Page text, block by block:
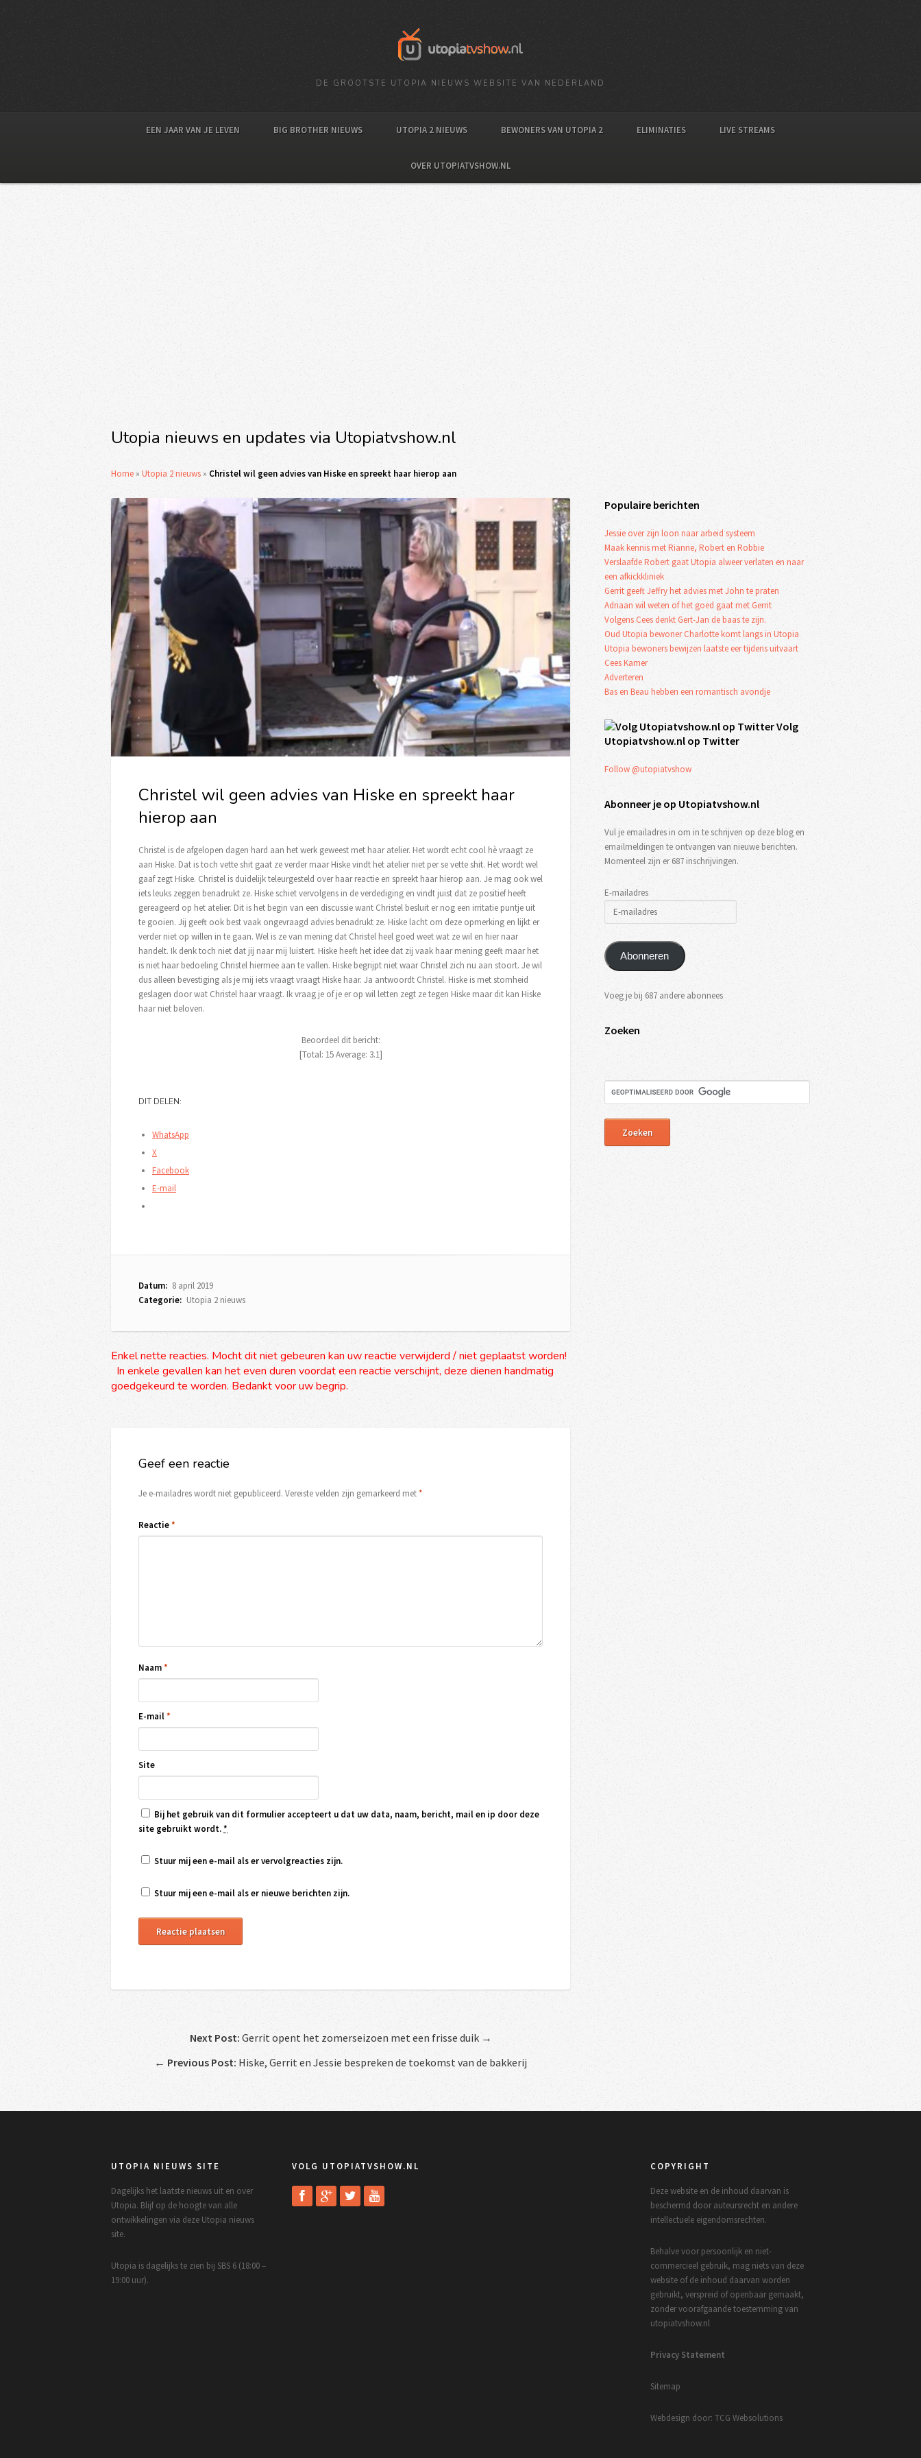
DE GROOTSTE UTOPIA NIEUWS WEBSITE VAN NEDERLAND
EEN JAAR VAN JE LEVEN BIG BROTHER NIEUWS UTOPIA 2 NIEUWS BEWONERS VAN UTOPIA 2 ELIMINATIES LIVE STREAMS
OVER UTOPIATVSHOW.NL
Utopia nieuws en updates via Utopiatvshow.nl
Home » Utopia 2 nieuws » Christel wil geen advies van Hiske en spreekt haar hierop aan
Christel wil geen advies van Hiske en spreekt haar
hierop aan
Christel is de afgelopen dagen hard aan het werk geweest met haar atelier. Het wordt echt cool hè vraagt ze
aan Hiske. Dat is toch vette shit gaat ze verder maar Hiske vindt het atelier niet per se vette shit. Het wordt wel
gaaf zegt Hiske. Christel is duidelijk teleurgesteld over haar reactie en spreekt haar hierop aan. Je mag ook wel
iets leuks zeggen benadrukt ze. Hiske schiet vervolgens in de verdediging en vindt juist dat ze positief heeft
gereageerd op het atelier. Dit is het begin van een discussie want Christel besluit er nog een irritatie puntje uit
te gooien. Jij geeft ook best vaak ongevraagd advies benadrukt ze. Hiske lacht om deze opmerking en lijkt er
verder niet op willen in te gaan. Wel is ze van mening dat Christel heel goed weet wat ze wil en hier naar
handelt. Ik denk toch niet dat jij naar mij luistert. Hiske heeft het idee dat zij vaak haar mening geeft maar het
is niet haar bedoeling Christel hiermee aan te vallen. Hiske begrijpt niet waar Christel zich nu aan stoort. Je wil
dus alleen bevestiging als je mij iets vraagt vraagt Hiske haar. Ja antwoordt Christel. Hiske is met stomheid
geslagen door wat Christel haar vraagt. Ik vraag je of je er op wil letten zegt ze tegen Hiske maar dit kan Hiske
haar niet beloven.
Beoordeel dit bericht:
[Total: 15Average: 3.1]
DIT DELEN:
WhatsApp
X
Facebook
E-mail
Datum: 8 april 2019
Categorie: Utopia 2 nieuws
Enkel nette reacties. Mocht dit niet gebeuren kan uw reactie verwijderd / niet geplaatst worden!
In enkele gevallen kan het even duren voordat een reactie verschijnt, deze dienen handmatig
goedgekeurd te worden. Bedankt voor uw begrip.
Geef een reactie
Je e-mailadres wordt niet gepubliceerd. Vereiste velden zijn gemarkeerd met*
Reactie*
Naam*
E-mail*
Site
Bij het gebruik van dit formulier accepteert u dat uw data, naam, bericht, mail en ip door deze
site gebruikt wordt.*
Stuur mij een e-mail als er vervolgreacties zijn.
Stuur mij een e-mail als er nieuwe berichten zijn.
Next Post: Gerrit opent het zomerseizoen met een frisse duik →
← Previous Post: Hiske, Gerrit en Jessie bespreken de toekomst van de bakkerij
Populaire berichten
Jessie over zijn loon naar arbeid systeem
Maak kennis met Rianne, Robert en Robbie
Verslaafde Robert gaat Utopia alweer verlaten en naar
een afkickkliniek
Gerrit geeft Jeffry het advies met John te praten
Adriaan wil weten of het goed gaat met Gerrit
Volgens Cees denkt Gert-Jan de baas te zijn.
Oud Utopia bewoner Charlotte komt langs in Utopia
Utopia bewoners bewijzen laatste eer tijdens uitvaart
Cees Kamer
Adverteren
Bas en Beau hebben een romantisch avondje
Volg
Utopiatvshow.nl op Twitter
Follow @utopiatvshow
Abonneer je op Utopiatvshow.nl
Vul je emailadres in om in te schrijven op deze blog en
emailmeldingen te ontvangen van nieuwe berichten.
Momenteel zijn er 687 inschrijvingen.
E-mailadres
Abonneren
Voeg je bij 687 andere abonnees
Zoeken
UTOPIA NIEUWS SITE
Dagelijks het laatste nieuws uit en over
Utopia. Blijf op de hoogte van alle
ontwikkelingen via deze Utopia nieuws
site.
Utopia is dagelijks te zien bij SBS 6 (18:00 –
19:00 uur).
VOLG UTOPIATVSHOW.NL COPYRIGHT
Deze website en de inhoud daarvan is
beschermd door auteursrecht en andere
intellectuele eigendomsrechten.
Behalve voor persoonlijk en niet-
commercieel gebruik, mag niets van deze
website of de inhoud daarvan worden
gebruikt, verspreid of openbaar gemaakt,
zonder voorafgaande toestemming van
utopiatvshow.nl
Privacy Statement
Sitemap
Webdesign door: TCG Websolutions